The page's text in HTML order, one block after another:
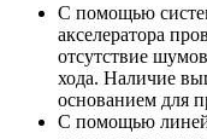
С помощью
акселератора
отсутствие
хода. Наличие
основанием для
С помощью